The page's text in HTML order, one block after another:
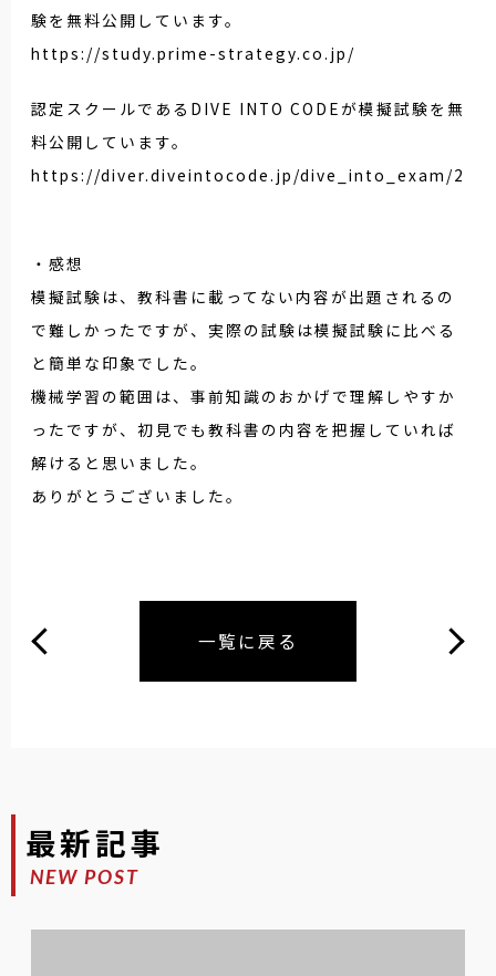
験を無料公開しています。
https://study.prime-strategy.co.jp/
認定スクールであるDIVE INTO CODEが模擬試験を無
料公開しています。
https://diver.diveintocode.jp/dive_into_exam/2
・感想
模擬試験は、教科書に載ってない内容が出題されるの
で難しかったですが、実際の試験は模擬試験に比べる
と簡単な印象でした。
機械学習の範囲は、事前知識のおかげで理解しやすか
ったですが、初見でも教科書の内容を把握していれば
解けると思いました。
ありがとうございました。
一覧に戻る
最新記事
NEW POST